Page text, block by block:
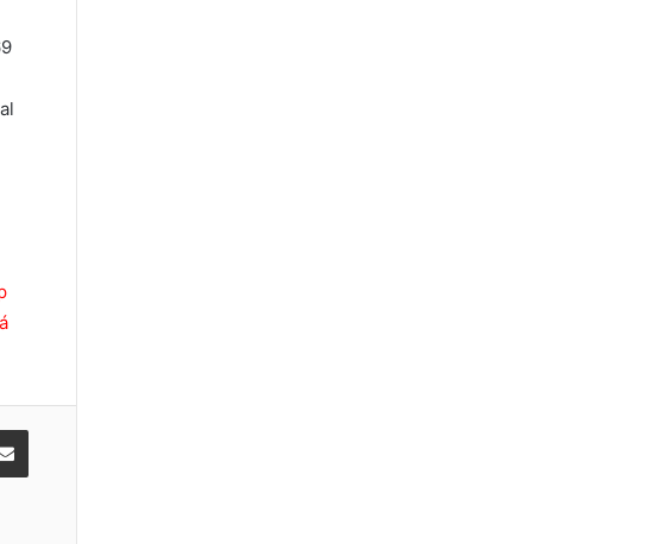
Compartir por Correo